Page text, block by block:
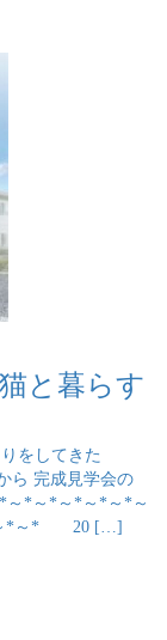
と暮らす
をしてきた
ら 完成見学会の
*～*～*～*～*～
*～*～* 20 […]